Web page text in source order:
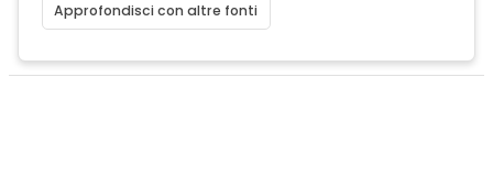
Approfondisci con altre fonti